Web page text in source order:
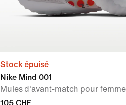
Stock épuisé
Nike Mind 001
Mules d'avant-match pour femme
105 CHF